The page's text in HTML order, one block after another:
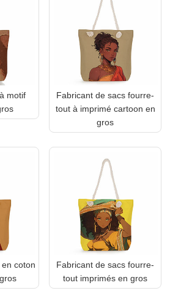
motif
Fabricant de sacs fourre-
tout à imprimé cartoon en
gros
coton
Fabricant de sacs fourre-
tout imprimés en gros